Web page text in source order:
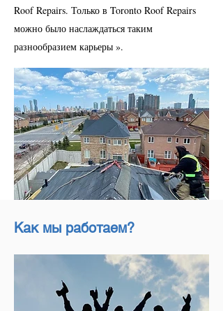
Roof Repairs. Только в Toronto Roof Repairs
можно было наслаждаться таким
разнообразием карьеры ».
Как мы работаем?